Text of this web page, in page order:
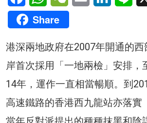
Share
港深兩地政府在2007年開通的西
岸首次採用「一地兩檢」安排，
14年，運作一直相當暢順。到
高速鐵路的香港西九龍站亦落實